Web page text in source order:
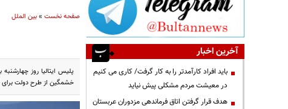
صفحه نخست»بین الملل
خشمگین از طرح دولت برای
آخرین اخبار
باید افراد کارآمدتر را به کار گرفت/ کاری می کنیم
در معیشت مردم مشکلی پیش نیاید
هدف قرار گرفتن اتاق‌ فرماندهی مزدوران عربستان